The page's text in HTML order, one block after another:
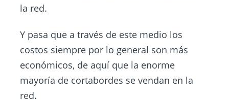
la red.
Y pasa que a través de este medio los
costos siempre por lo general son más
económicos, de aquí que la enorme
mayoría de cortabordes se vendan en la
red.